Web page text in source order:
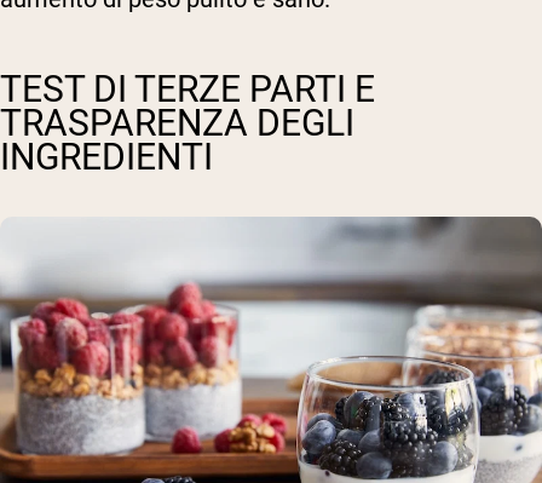
TEST DI TERZE PARTI E
TRASPARENZA DEGLI
INGREDIENTI